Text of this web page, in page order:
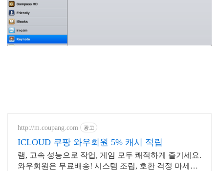
http://m.coupang.com 광고
ICLOUD 쿠팡 와우회원 5% 캐시 적립
램, 고속 성능으로 작업, 게임 모두 쾌적하게 즐기세요.
와우회원은 무료배송! 시스템 조립, 호환 걱정 마세요!